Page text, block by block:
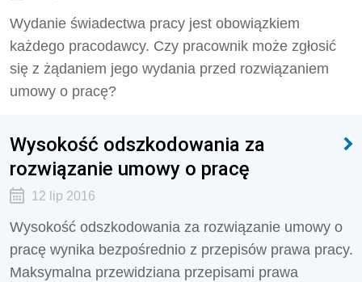
Wydanie świadectwa pracy jest obowiązkiem
każdego pracodawcy. Czy pracownik może zgłosić
się z żądaniem jego wydania przed rozwiązaniem
umowy o pracę?
Wysokość odszkodowania za
rozwiązanie umowy o pracę
12 lip 2016
Wysokość odszkodowania za rozwiązanie umowy o
pracę wynika bezpośrednio z przepisów prawa pracy.
Maksymalna przewidziana przepisami prawa